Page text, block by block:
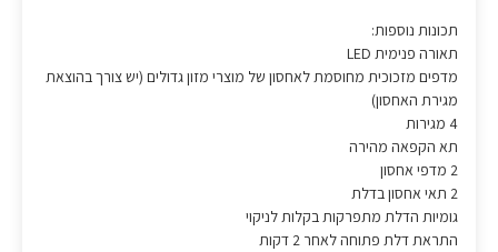
תכונות נוספות:
תאורה פנימית LED
מדפים מזכוכית מחוסמת לאחסון של מוצרי מזון גדולים (יש צורך בהוצאת
מגירת האחסון)
4 מגירות
תא הקפאה מהירה
2 מדפי אחסון
2 תאי אחסון בדלת
גומיות הדלת מתפרקות בקלות לניקוי
התראת דלת פתוחה לאחר 2 דקות